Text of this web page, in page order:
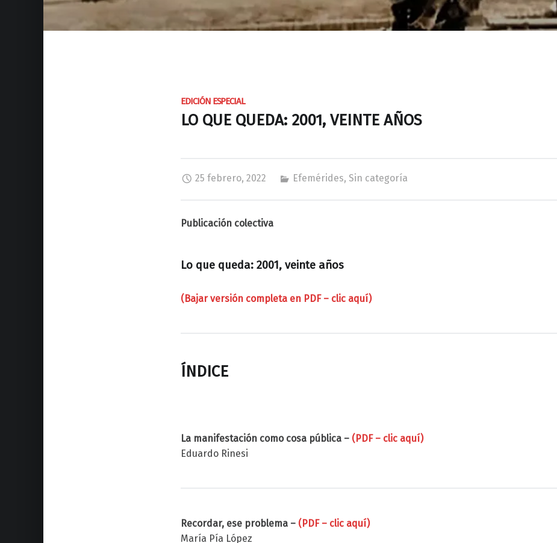
EDICIÓN ESPECIAL
LO QUE QUEDA: 2001, VEINTE AÑOS
25 febrero, 2022 Efemérides, Sin categoría
Publicación colectiva
Lo que queda: 2001, veinte años
(Bajar versión completa en PDF – clic aquí)
ÍNDICE
La manifestación como cosa pública – (PDF – clic aquí)
Eduardo Rinesi
Recordar, ese problema – (PDF – clic aquí)
María Pía López